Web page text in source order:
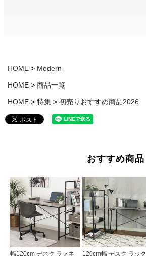
HOME Modern
HOME 商品一覧
HOME 特集 初売りおすすめ商品2026
おすすめ商品
幅120cm デスク ラフネ
120cm幅 デスク ラック